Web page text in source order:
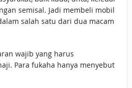
semisal. Jadi membeli mobil
salah satu dari dua macam
wajib yang harus
Para fukaha hanya menyebut